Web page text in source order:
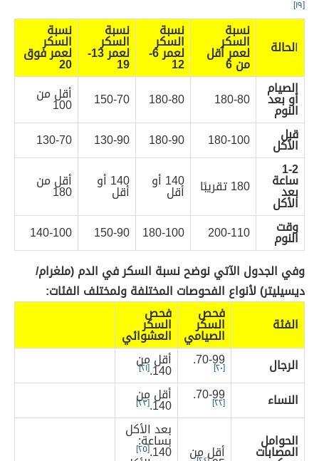
[١٩]
الحالة
نسبة
السكر
لعمر أقل
من 6
نسبة
السكر
لعمر 6-
12
نسبة
السكر
لعمر 13-
19
نسبة
السكر
لعمر فوق
20
الصيام
أو بعد
النوم
180-80
180-80
150-70 أقل من
100
قبل
الأكل 180-100
180-90
130-90
130-70
1-2
ساعة
بعد
الأكل
180 تقريبًا 140 أو
أقل
140 أو
أقل
أقل من
180
وقت
النوم 200-110
180-100
150-90
140-100
وفي الجدول الآتي نوضح نسبة السكر في الدم (ملغرام/
ديسيليتر) لأنواع الفحوصات المختلفة ولمختلف الفئات:
الفئة
فحص
السكر
الصيامي
فحص
السكر
العشوائي
الرجال
70-99.[٢٠] أقل من
140. [٢١]
النساء 70-99.[٢٢] أقل من
140. [٢٣]
الحوامل
المصابات أقل من
بعد الأكل
بساعة:
140.[٢٥]